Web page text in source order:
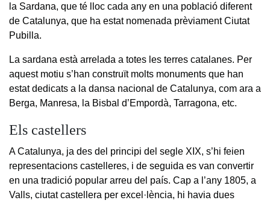
la Sardana, que té lloc cada any en una població diferent
de Catalunya, que ha estat nomenada prèviament Ciutat
Pubilla.
La sardana està arrelada a totes les terres catalanes. Per
aquest motiu s’han construït molts monuments que han
estat dedicats a la dansa nacional de Catalunya, com ara a
Berga, Manresa, la Bisbal d’Empordà, Tarragona, etc.
Els castellers
A Catalunya, ja des del principi del segle XIX, s’hi feien
representacions castelleres, i de seguida es van convertir
en una tradició popular arreu del país. Cap a l’any 1805, a
Valls, ciutat castellera per excel·lència, hi havia dues